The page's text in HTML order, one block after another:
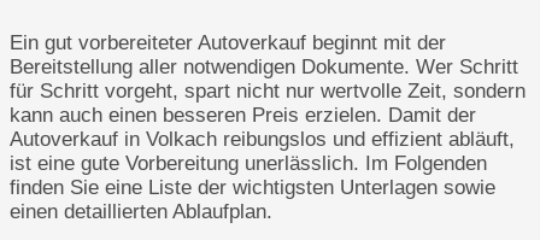
Ein gut vorbereiteter Autoverkauf beginnt mit der
Bereitstellung aller notwendigen Dokumente. Wer Schritt
für Schritt vorgeht, spart nicht nur wertvolle Zeit, sondern
kann auch einen besseren Preis erzielen. Damit der
Autoverkauf in Volkach reibungslos und effizient abläuft,
ist eine gute Vorbereitung unerlässlich. Im Folgenden
finden Sie eine Liste der wichtigsten Unterlagen sowie
einen detaillierten Ablaufplan.